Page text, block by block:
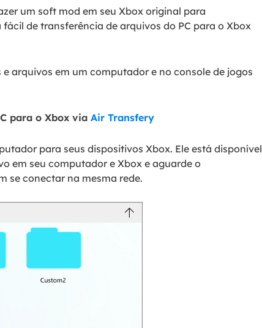
um soft mod em seu Xbox original para
de transferência de arquivos do PC para o Xbox
arquivos em um computador e no console de jogos
para o Xbox via Air Transfery
para seus dispositivos Xbox. Ele está disponível
em seu computador e Xbox e aguarde o
se conectar na mesma rede.